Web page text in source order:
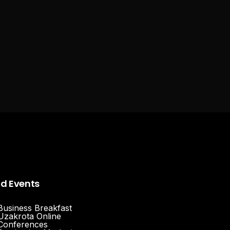
Events
Breakfast
Online